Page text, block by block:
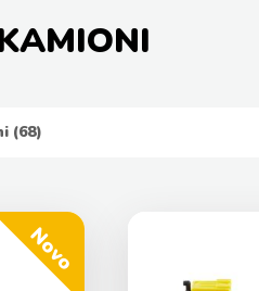
(68)
Novo